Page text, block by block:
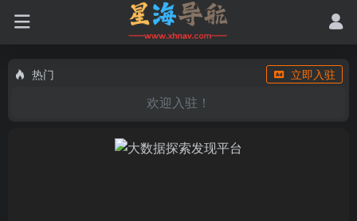
热门 立即入驻
欢迎入驻！